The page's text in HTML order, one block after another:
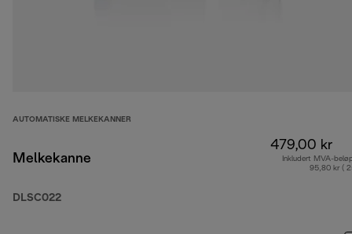
AUTOMATISKE MELKEKANNER
Melkekanne
DLSC022
479,00 kr
Inkludert MVA-
95,80 kr (